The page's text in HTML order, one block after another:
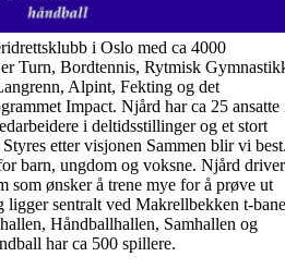
i Oslo med ca 4000
Turn, Bordtennis, Rytmisk
Alpint, Fekting og det
Impact. Njård har ca 25 ansatte
i deltidsstillinger og et stort
etter visjonen Sammen blir vi
barn, ungdom og voksne. Njård driver
som ønsker å trene mye for å prøve ut
ligger sentralt ved Makrellbekken t-bane
Håndballhallen, Samhallen og
har ca 500 spillere.